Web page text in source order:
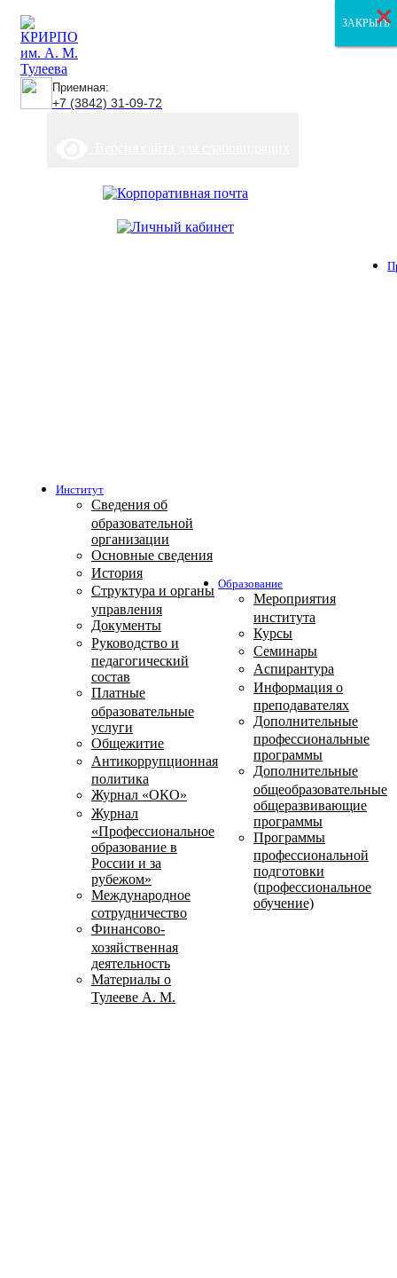
Приемная:
+7 (3842) 31-09-72
Институт
Сведения об
образовательной
организации
Основные сведения
История
Структура и органы
управления
Документы
Руководство и
педагогический
состав
Платные
образовательные
услуги
Общежитие
Антикоррупционная
политика
Журнал «ОКО»
Журнал
«Профессиональное
образование в
России и за
рубежом»
Международное
сотрудничество
Финансово-
хозяйственная
деятельность
Материалы о
Тулееве А. М.
Образование
Мероприятия
института
Курсы
Семинары
Аспирантура
Информация о
преподавателях
Дополнительные
профессиональные
программы
Дополнительные
общеобразовательные
общеразвивающие
программы
Программы
профессиональной
подготовки
(профессиональное
обучение)
ЗАКРЫТЬ
ЗАКРЫТЬ
ЗАКРЫТЬ
×
×
×